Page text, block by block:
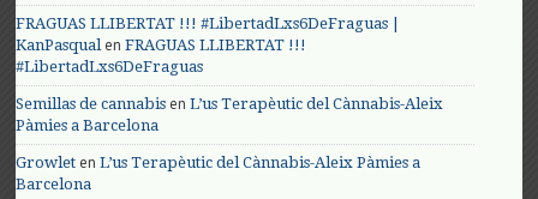
FRAGUAS LLIBERTAT !!! #LibertadLxs6DeFraguas |
KanPasqualenFRAGUAS LLIBERTAT !!!
#LibertadLxs6DeFraguas
Semillas de cannabis enL’us Terapèutic del Cànnabis-Aleix
Pàmies a Barcelona
Growlet enL’us Terapèutic del Cànnabis-Aleix Pàmies a
Barcelona